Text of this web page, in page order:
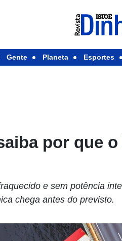
Gente Planeta Esportes
por que
e sem potência
chega antes do previsto.